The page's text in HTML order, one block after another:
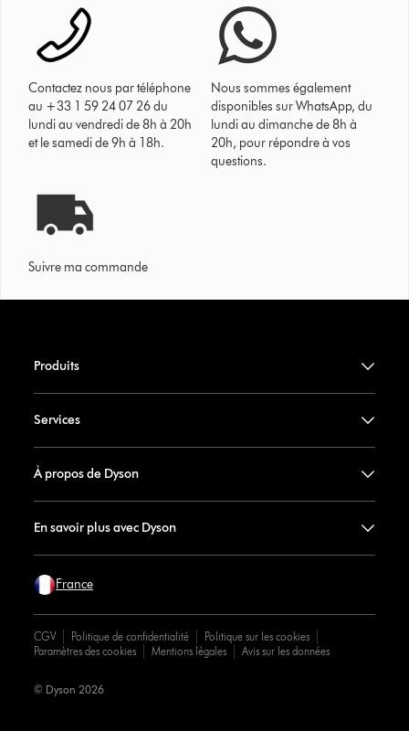
Contactez nous par téléphone
au +33 1 59 24 07 26 du
lundi au vendredi de 8h à 20h
et le samedi de 9h à 18h.
Nous sommes également
disponibles sur WhatsApp, du
lundi au dimanche de 8h à
20h, pour répondre à vos
questions.
Suivre ma commande
Produits
Services
À propos de Dyson
En savoir plus avec Dyson
France
CGV Politique de confidentialité
Politique sur les cookies
Paramètres des cookies
Mentions légales Avis sur les données
© Dyson 2026